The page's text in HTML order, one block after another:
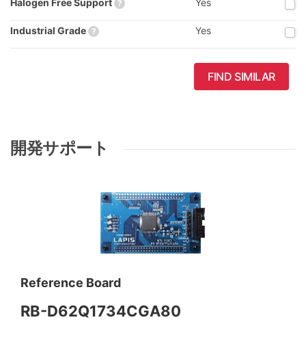
Halogen Free Support ? Yes
Industrial Grade ? Yes
FIND SIMILAR
開発サポート
Reference Board
RB-D62Q1734CGA80